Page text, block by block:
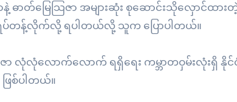
နဲ့ ဓာတ်မြေသြဇာ အများဆုံး စုဆောင်းသိုလှောင်ထာ
ရပ်တန့်လိုက်လို့ ရပါတယ်လို့ သူက ပြောပါတယ်။
ာ လုံလုံလောက်လောက် ရရှိရေး ကမ္ဘာတဝှမ်းလုံးရှိ နိုင်
ြစ်ပါတယ်။